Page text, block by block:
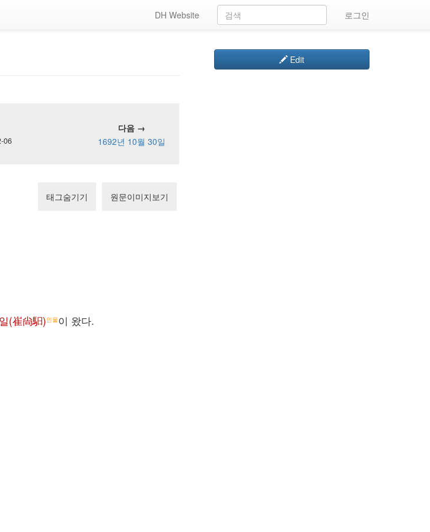
로그인
DH Website
다음 →
06 1692년 10월 30일
태그숨기기 원문이미지보기
(崔尙馹)인물이 왔다.
Edit